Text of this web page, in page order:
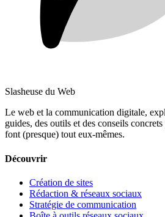
Slasheuse du Web
Le web et la communication digitale,
guides, des outils et des conseils
font (presque) tout eux-mêmes.
Découvrir
Création de sites
Rédaction & réseaux sociaux
Stratégie de communication